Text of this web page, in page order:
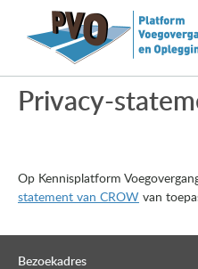
Privacy-
Op Kennisplatform
statement van CROW van
Bezoekadres